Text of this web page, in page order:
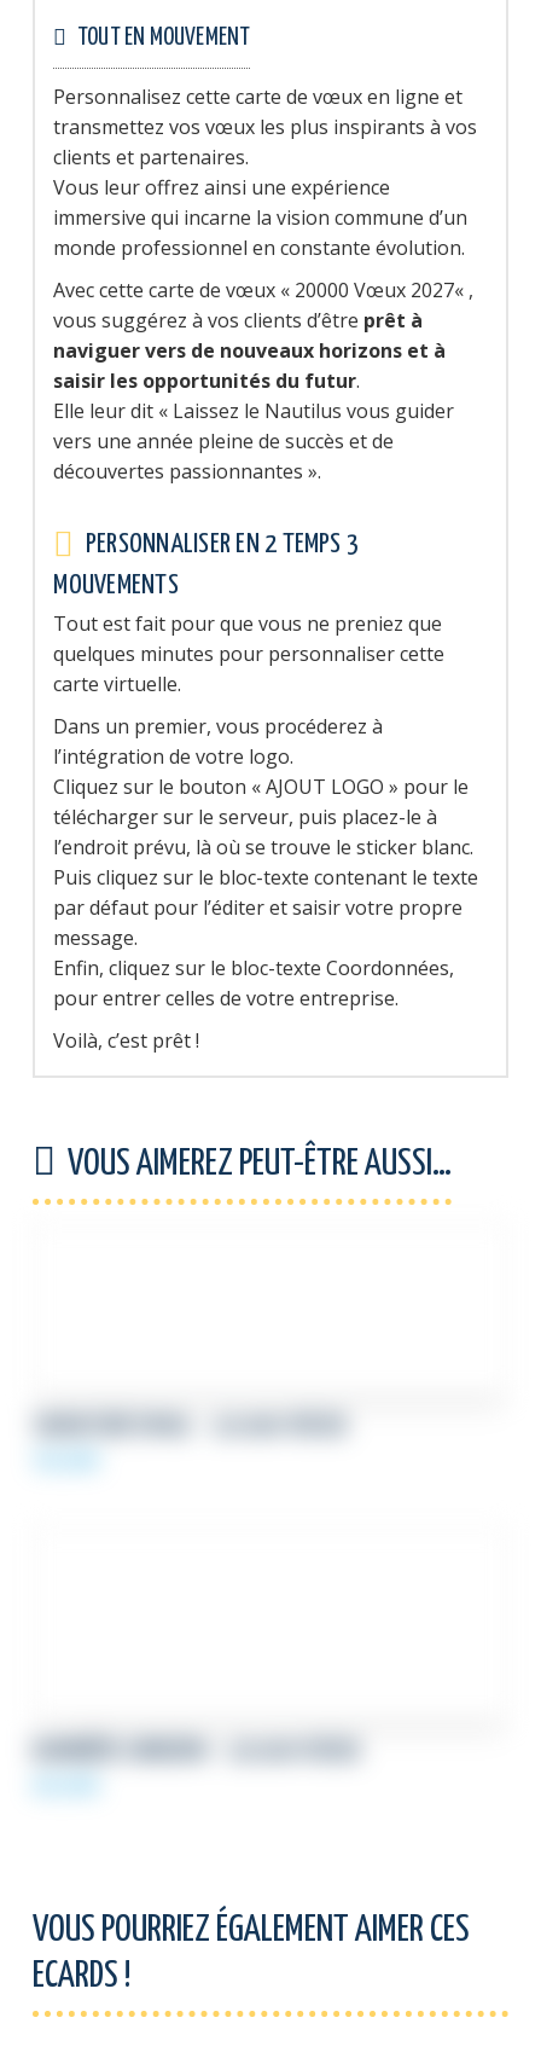
TOUT EN MOUVEMENT
Personnalisez cette carte de vœux en ligne et
transmettez vos vœux les plus inspirants à vos
clients et partenaires.
Vous leur offrez ainsi une expérience
immersive qui incarne la vision commune d’un
monde professionnel en constante évolution.
Avec cette carte de vœux « 20000 Vœux 2027« ,
vous suggérez à vos clients d’être prêt à
naviguer vers de nouveaux horizons et à
saisir les opportunités du futur.
Elle leur dit « Laissez le Nautilus vous guider
vers une année pleine de succès et de
découvertes passionnantes ».
PERSONNALISER EN 2 TEMPS 3
MOUVEMENTS
Tout est fait pour que vous ne preniez que
quelques minutes pour personnaliser cette
carte virtuelle.
Dans un premier, vous procéderez à
l’intégration de votre logo.
Cliquez sur le bouton « AJOUT LOGO » pour le
télécharger sur le serveur, puis placez-le à
l’endroit prévu, là où se trouve le sticker blanc.
Puis cliquez sur le bloc-texte contenant le texte
par défaut pour l’éditer et saisir votre propre
message.
Enfin, cliquez sur le bloc-texte Coordonnées,
pour entrer celles de votre entreprise.
Voilà, c’est prêt !
VOUS AIMEREZ PEUT-ÊTRE AUSSI…
VOUS POURRIEZ ÉGALEMENT AIMER CES
ECARDS !